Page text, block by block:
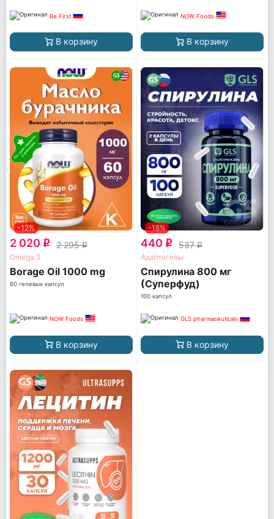
Be First
В корзину
NOW Foods
В корзину
-12%
2 020 q 2 295q
Omega 3
Borage Oil 1000 mg
60 гелевых капсул
NOW Foods
В корзину
-18%
440 q 537q
Адаптогены
Спирулина 800 мг
(Суперфуд)
100 капсул
GLS pharmaceuticals
В корзину